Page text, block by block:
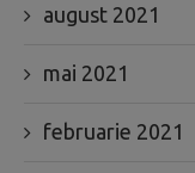
august 2021
mai 2021
februarie 2021